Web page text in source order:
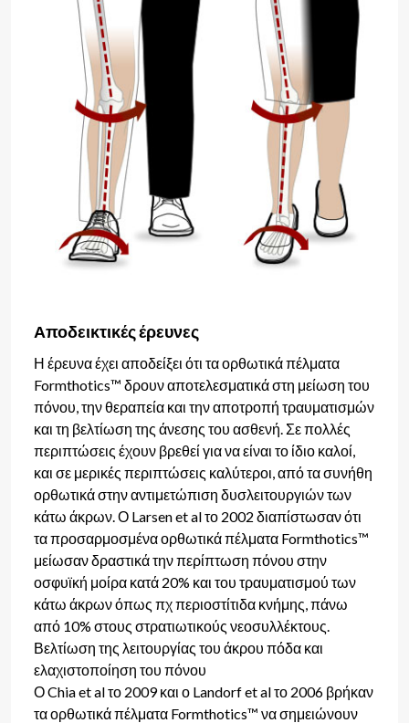
Αποδεικτικές έρευνες
Η έρευνα έχει αποδείξει ότι τα ορθωτικά πέλματα
Formthotics™ δρουν αποτελεσματικά στη μείωση του
πόνου, την θεραπεία και την αποτροπή τραυματισμών
και τη βελτίωση της άνεσης του ασθενή. Σε πολλές
περιπτώσεις έχουν βρεθεί για να είναι το ίδιο καλοί,
και σε μερικές περιπτώσεις καλύτεροι, από τα συνήθη
ορθωτικά στην αντιμετώπιση δυσλειτουργιών των
κάτω άκρων. Ο Larsen et al το 2002 διαπίστωσαν ότι
τα προσαρμοσμένα ορθωτικά πέλματα Formthotics™
μείωσαν δραστικά την περίπτωση πόνου στην
οσφυϊκή μοίρα κατά 20% και του τραυματισμού των
κάτω άκρων όπως πχ περιοστίτιδα κνήμης, πάνω
από 10% στους στρατιωτικούς νεοσυλλέκτους.
Βελτίωση της λειτουργίας του άκρου πόδα και
ελαχιστοποίηση του πόνου
Ο Chia et al το 2009 και ο Landorf et al το 2006 βρήκαν
τα ορθωτικά πέλματα Formthotics™ να σημειώνουν